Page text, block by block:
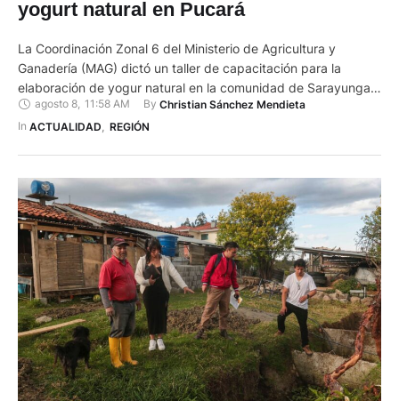
yogurt natural en Pucará
La Coordinación Zonal 6 del Ministerio de Agricultura y
Ganadería (MAG) dictó un taller de capacitación para la
elaboración de yogur natural en la comunidad de Sarayunga,
en el cantón Pucará. Técnicos de esta cartera de Estado
capacitan a productores de leche de la zona, que limita con la
agosto 8, 11:58 AM By Christian Sánchez Mendieta
In ACTUALIDAD REGIÓN